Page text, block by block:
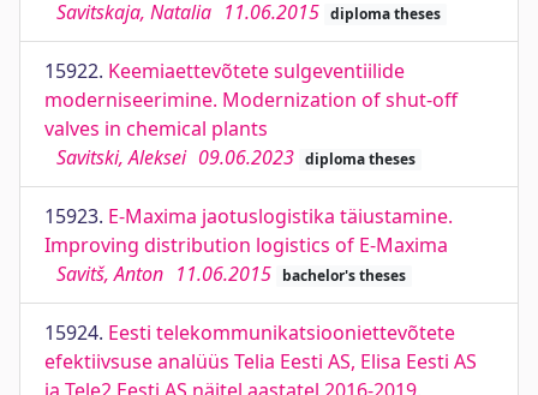
Savitskaja, Natalia 11.06.2015 diploma theses
15922. Keemiaettevõtete sulgeventiilide
moderniseerimine. Modernization of shut-off
valves in chemical plants
Savitski, Aleksei 09.06.2023 diploma theses
15923. E-Maxima jaotuslogistika täiustamine.
Improving distribution logistics of E-Maxima
Savitš, Anton 11.06.2015 bachelor's theses
15924. Eesti telekommunikatsiooniettevõtete
efektiivsuse analüüs Telia Eesti AS, Elisa Eesti AS